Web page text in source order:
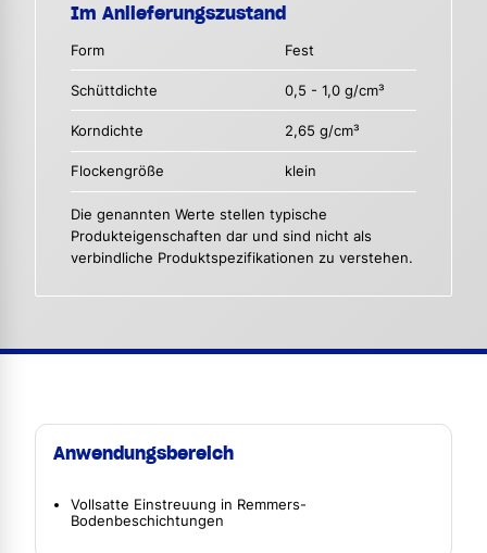
Im Anlieferungszustand
Form Fest
Schüttdichte 0,5 - 1,0 g/cm³
Korndichte 2,65 g/cm³
Flockengröße klein
Die genannten Werte stellen typische
Produkteigenschaften dar und sind nicht als
verbindliche Produktspezifikationen zu verstehen.
Anwendungsbereich
Vollsatte Einstreuung in Remmers-
Bodenbeschichtungen